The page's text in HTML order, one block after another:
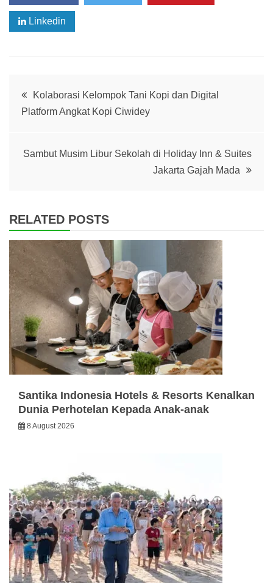
Linkedin
Post
navigation
Kolaborasi Kelompok Tani Kopi dan Digital
Platform Angkat Kopi Ciwidey
Sambut Musim Libur Sekolah di Holiday Inn & Suites
Jakarta Gajah Mada
RELATED POSTS
Santika Indonesia Hotels & Resorts Kenalkan
Dunia Perhotelan Kepada Anak-anak
8 August 2026